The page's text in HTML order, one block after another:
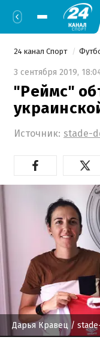
24 канал Спорт
3 сентября 2019,
"Реймс"
Источник: stade-
Дарья Кравец /